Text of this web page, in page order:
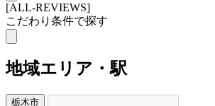
[ALL-REVIEWS]
こだわり条件で探す
地域エリア・駅
栃木市